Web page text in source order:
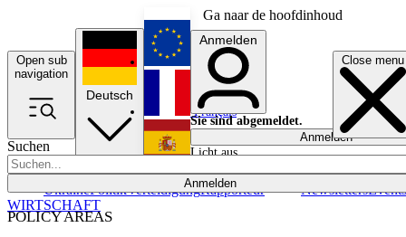
Ga naar de hoofdinhoud
Open sub
navigation
Close menu
Suchen
Anmelden
POLICY AREAS
UkrainePolitikVerteidigungRapporteur NewslettersEvents
Deutsch
English
Français
Anmelden
Sie sind abgemeldet.
Anmelden
Licht aus
WIRTSCHAFT